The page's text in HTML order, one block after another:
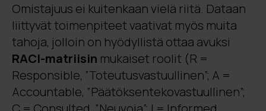
Omistajuus ei kuitenkaan vielä riitä. Dataan
liittyvät toimenpiteet vaativat myös muita
tahoja, jolloin on hyödyllistä ottaa avuksi
RACI-matriisin mukaiset roolit (R =
Responsible, ”Toteutusvastuullinen”; A =
Accountable, ”Päätöksentekovastuullinen”;